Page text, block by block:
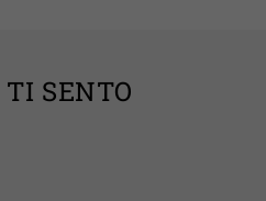
SENTO